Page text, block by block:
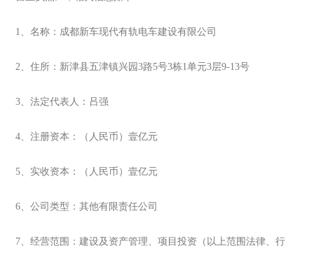
1、名称：成都新车现代有轨电车建设有限公司
2、住所：新津县五津镇兴园3路5号3栋1单元3层9-13号
3、法定代表人：吕强
4、注册资本：（人民币）壹亿元
5、实收资本：（人民币）壹亿元
6、公司类型：其他有限责任公司
7、经营范围：建设及资产管理、项目投资（以上范围法律、行